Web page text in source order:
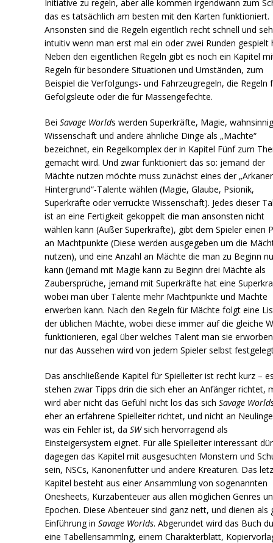
Initiative zu regeln, aber alle kommen irgendwann zum
das es tatsächlich am besten mit den Karten funktioniert.
Ansonsten sind die Regeln eigentlich recht schnell und
intuitiv wenn man erst mal ein oder zwei Runden gespielt
Neben den eigentlichen Regeln gibt es noch ein Kapitel
Regeln für besondere Situationen und Umständen, zum
Beispiel die Verfolgungs- und Fahrzeugregeln, die Regeln
Gefolgsleute oder die für Massengefechte.
BeiSavage Worlds werden Superkräfte, Magie,
Wissenschaft und andere ähnliche Dinge als „Mächte“
bezeichnet, ein Regelkomplex der in Kapitel Fünf zum
gemacht wird. Und zwar funktioniert das so: jemand der
Mächte nutzen möchte muss zunächst eines der „Arkaner
Hintergrund“-Talente wählen (Magie, Glaube, Psionik,
Superkräfte oder verrückte Wissenschaft). Jedes dieser
ist an eine Fertigkeit gekoppelt die man ansonsten nicht
wählen kann (Außer Superkräfte), gibt dem Spieler einen
an Machtpunkte (Diese werden ausgegeben um die
nutzen), und eine Anzahl an Mächte die man zu Beginn
kann (Jemand mit Magie kann zu Beginn drei Mächte als
Zaubersprüche, jemand mit Superkräfte hat eine
wobei man über Talente mehr Machtpunkte und Mächte
erwerben kann. Nach den Regeln für Mächte folgt eine
der üblichen Mächte, wobei diese immer auf die gleiche
funktionieren, egal über welches Talent man sie
nur das Aussehen wird von jedem Spieler selbst
Das anschließende Kapitel für Spielleiter ist recht kurz –
stehen zwar Tipps drin die sich eher an Anfänger richtet,
wird aber nicht das Gefühl nicht los das sichSavage
eher an erfahrene Spielleiter richtet, und nicht an
was ein Fehler ist, daSWsich hervorragend als
Einsteigersystem eignet. Für alle Spielleiter interessant
dagegen das Kapitel mit ausgesuchten Monstern und
sein, NSCs, Kanonenfutter und andere Kreaturen. Das
Kapitel besteht aus einer Ansammlung von sogenannten
Onesheets, Kurzabenteuer aus allen möglichen Genres
Epochen. Diese Abenteuer sind ganz nett, und dienen als
Einführung inSavage Worlds. Abgerundet wird das Buch
eine Tabellensammlng, einem Charakterblatt,